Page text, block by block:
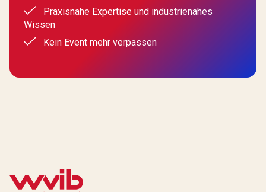
Praxisnahe Expertise und industrienahes
Wissen
Kein Event mehr verpassen